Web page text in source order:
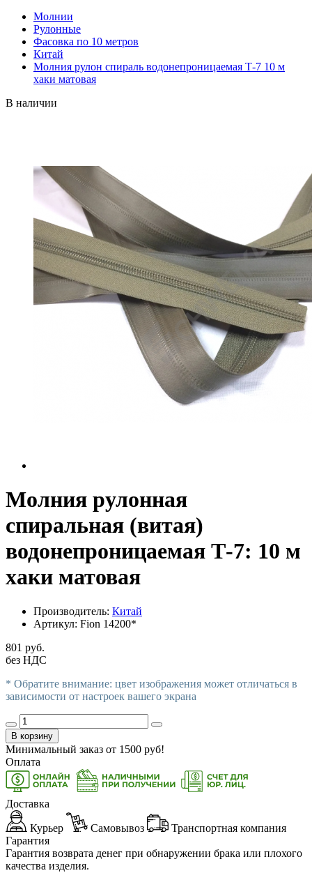
Молнии
Рулонные
Фасовка по 10 метров
Китай
Молния рулон спираль водонепроницаемая Т-7 10 м
хаки матовая
В наличии
Молния рулонная
спиральная (витая)
водонепроницаемая Т-7: 10 м
хаки матовая
Производитель: Китай
Артикул: Fion 14200*
801 руб.
без НДС
* Обратите внимание: цвет изображения может отличаться в
зависимости от настроек вашего экрана
В корзину
Минимальный заказ от 1500 руб!
Оплата
Доставка
Курьер Самовывоз
Транспортная компания
Гарантия
Гарантия возврата денег при обнаружении брака или плохого
качества изделия.